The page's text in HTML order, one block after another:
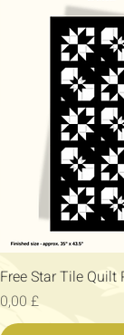
Free Star Tile Quilt
Preis
0,00 £